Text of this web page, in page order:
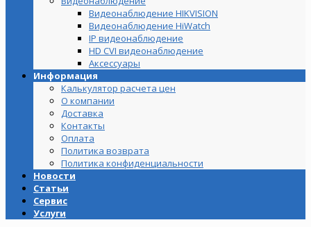
Видеонаблюдение HIKVISION
Видеонаблюдение HiWatch
IP видеонаблюдение
HD CVI видеонаблюдение
Аксессуары
Информация
Калькулятор расчета цен
О компании
Доставка
Контакты
Оплата
Политика возврата
Политика конфиденциальности
Новости
Статьи
Сервис
Услуги